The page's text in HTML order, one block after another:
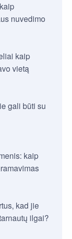
nuvedimo
kaip
vietą
gali būti su
kaip
kad jie
ilgai?